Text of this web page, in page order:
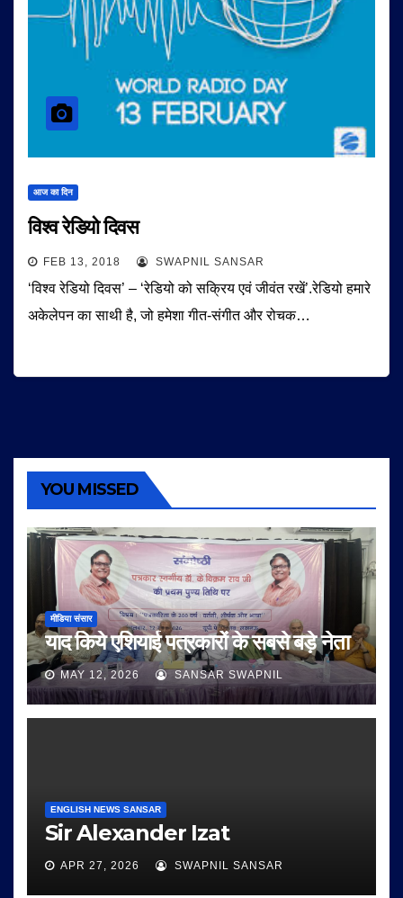
आज का दिन
विश्व रेडियो दिवस
FEB 13, 2018 SWAPNIL SANSAR
‘विश्व रेडियो दिवस’ – ‘रेडियो को सक्रिय एवं जीवंत रखें’.रेडियो हमारे
अकेलेपन का साथी है, जो हमेशा गीत-संगीत और रोचक…
YOU MISSED
मीडिया संसार
याद किये एशियाई पत्रकारों के सबसे बड़े नेता
MAY 12, 2026 SANSAR SWAPNIL
ENGLISH NEWS SANSAR
Sir Alexander Izat
APR 27, 2026 SWAPNIL SANSAR